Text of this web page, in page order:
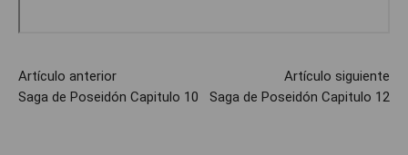
Artículo anterior
Saga de Poseidón Capitulo 10
Artículo siguiente
Saga de Poseidón Capitulo 12